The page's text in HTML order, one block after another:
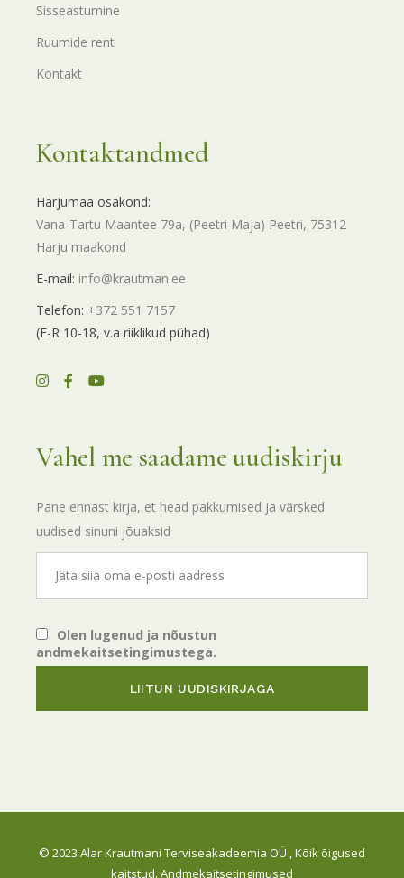
Sisseastumine
Ruumide rent
Kontakt
Kontaktandmed
Harjumaa osakond:
Vana-Tartu Maantee 79a, (Peetri Maja) Peetri, 75312
Harju maakond
E-mail: info@krautman.ee
Telefon: +372 551 7157
(E-R 10-18, v.a riiklikud pühad)
Vahel me saadame uudiskirju
Pane ennast kirja, et head pakkumised ja värsked
uudised sinuni jõuaksid
Olen lugenud ja nõustun
andmekaitsetingimustega.
© 2023 Alar Krautmani Terviseakadeemia OÜ , Kõik õigused
kaitstud. Andmekaitsetingimused